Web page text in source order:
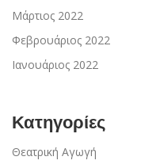
Μάρτιος 2022
Φεβρουάριος 2022
Ιανουάριος 2022
Κατηγορίες
Θεατρική Αγωγή